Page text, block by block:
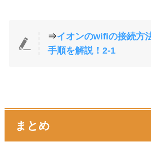
⇒イオンのwifiの接続方
手順を解説！2-1
まとめ